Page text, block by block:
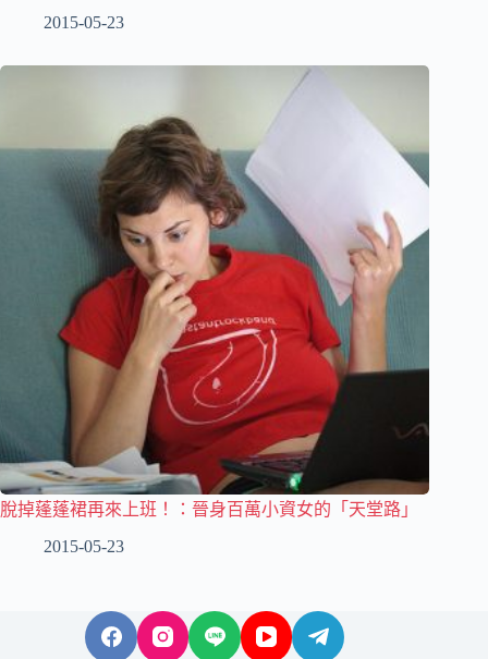
2015-05-23
脫掉蓬蓬裙再來上班！：晉身百萬小資女的「天堂路」
2015-05-23